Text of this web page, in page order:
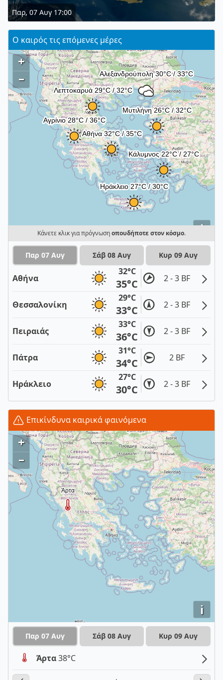
Παρ, 07 Αυγ 17:00
Ο καιρός τις επόμενες μέρες
i
+
–
Κάνετε κλικ για πρόγνωσηοπουδήποτε στον κόσμο.
Παρ 07 Αυγ Σάβ 08 Αυγ Κυρ 09 Αυγ
Αθήνα
32°C
35°C 2 - 3 BF
Θεσσαλονίκη
29°C
33°C 2 - 3 BF
Πειραιάς
33°C
36°C 2 - 3 BF
Πάτρα
31°C
34°C 2 BF
Ηράκλειο
27°C
30°C 2 - 3 BF
Επικίνδυνα καιρικά φαινόμενα
i
+
–
Παρ 07 Αυγ Σάβ 08 Αυγ Κυρ 09 Αυγ
Άρτα38°C